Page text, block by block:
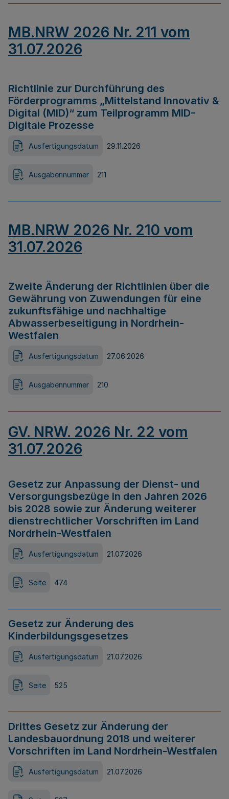
MB.NRW 2026 Nr. 211 vom
31.07.2026
Richtlinie zur Durchführung des
Förderprogramms „Mittelstand Innovativ &
Digital (MID)“ zum Teilprogramm MID-
Digitale Prozesse
Ausfertigungsdatum 29.11.2026
Ausgabennummer 211
MB.NRW 2026 Nr. 210 vom
31.07.2026
Zweite Änderung der Richtlinien über die
Gewährung von Zuwendungen für eine
zukunftsfähige und nachhaltige
Abwasserbeseitigung in Nordrhein-
Westfalen
Ausfertigungsdatum 27.06.2026
Ausgabennummer 210
GV. NRW. 2026 Nr. 22 vom
31.07.2026
Gesetz zur Anpassung der Dienst- und
Versorgungsbezüge in den Jahren 2026
bis 2028 sowie zur Änderung weiterer
dienstrechtlicher Vorschriften im Land
Nordrhein-Westfalen
Ausfertigungsdatum 21.07.2026
Seite 474
Gesetz zur Änderung des
Kinderbildungsgesetzes
Ausfertigungsdatum 21.07.2026
Seite 525
Drittes Gesetz zur Änderung der
Landesbauordnung 2018 und weiterer
Vorschriften im Land Nordrhein-Westfalen
Ausfertigungsdatum 21.07.2026